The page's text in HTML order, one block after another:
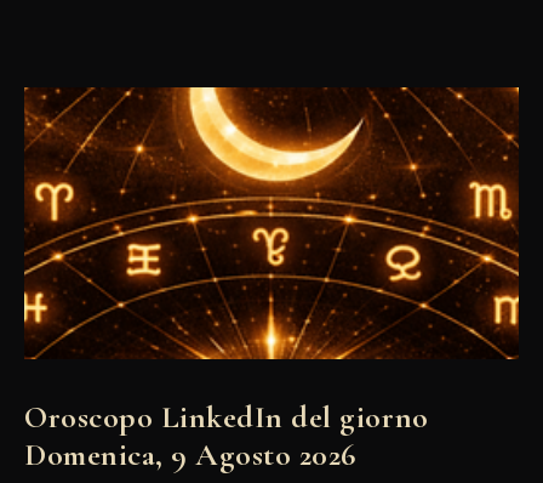
Oroscopo LinkedIn del giorno
Domenica, 9 Agosto 2026